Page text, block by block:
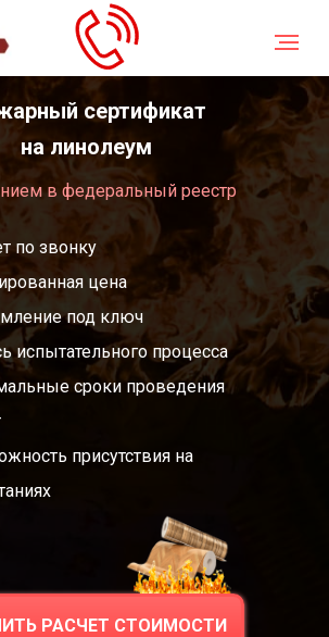
на линолеум
по звонку
цена
под ключ
испытательного процесса
сроки проведения
присутствия на
сертификат
на линолеум
РАСЧЕТ СТОИМОСТИ
в федеральный реестр